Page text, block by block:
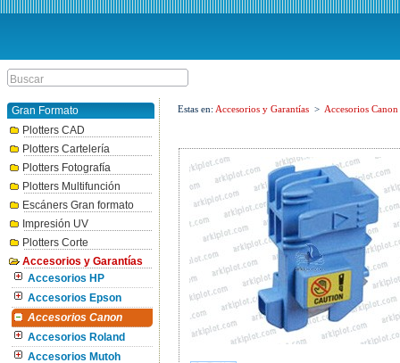
Gran Formato
Plotters CAD
Plotters Cartelería
Plotters Fotografía
Plotters Multifunción
Escáners Gran formato
Impresión UV
Plotters Corte
Accesorios y Garantías
Accesorios HP
Accesorios Epson
Accesorios Canon
Accesorios Roland
Accesorios Mutoh
Estas en: Accesorios y Garantías > Accesorios Canon